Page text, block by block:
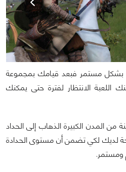
بشكل مستمر فبعد قيامك بمجموعة
الانتظار لفترة حتى يمكنك
المدن الكبيرة الذهاب إلى الحداد
لديك لكي تضمن أن مستوى الحدادة